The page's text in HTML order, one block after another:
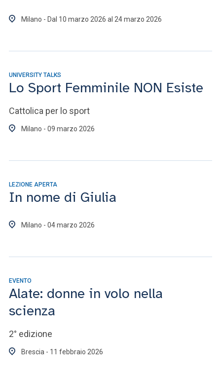
Milano - Dal 10 marzo 2026 al 24 marzo 2026
UNIVERSITY TALKS
Lo Sport Femminile NON Esiste
Cattolica per lo sport
Milano - 09 marzo 2026
LEZIONE APERTA
In nome di Giulia
Milano - 04 marzo 2026
EVENTO
Alate: donne in volo nella
scienza
2° edizione
Brescia - 11 febbraio 2026